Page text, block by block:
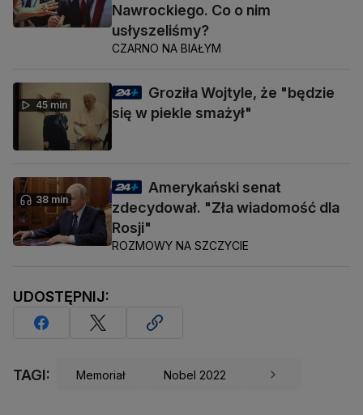
Nawrockiego. Co o nim
usłyszeliśmy?
CZARNO NA BIAŁYM
45 min
Groziła Wojtyle, że "będzie
się w piekle smażył"
38 min
Amerykański senat
zdecydował. "Zła wiadomość dla
Rosji"
ROZMOWY NA SZCZYCIE
UDOSTĘPNIJ:
TAGI: Memoriał Nobel 2022